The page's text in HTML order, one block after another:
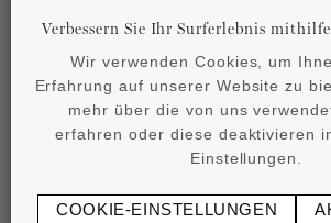
Datenblatt
0,83 MB
Verbessern Sie Ihr Surferlebnis
Wir verwenden Cookies, um
Erfahrung auf unserer Website zu
mehr über die von uns
erfahren oder diese deaktivieren
Einstellungen.
COOKIE-EINSTELLUNGEN